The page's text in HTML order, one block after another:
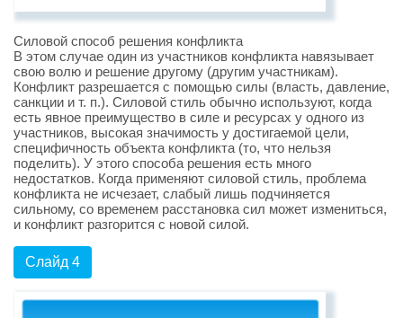
Силовой способ решения конфликта
В этом случае один из участников конфликта навязывает
свою волю и решение другому (другим участникам).
Конфликт разрешается с помощью силы (власть, давление,
санкции и т. п.). Силовой стиль обычно используют, когда
есть явное преимущество в силе и ресурсах у одного из
участников, высокая значимость у достигаемой цели,
специфичность объекта конфликта (то, что нельзя
поделить). У этого способа решения есть много
недостатков. Когда применяют силовой стиль, проблема
конфликта не исчезает, слабый лишь подчиняется
сильному, со временем расстановка сил может измениться,
и конфликт разгорится с новой силой.
Слайд 4